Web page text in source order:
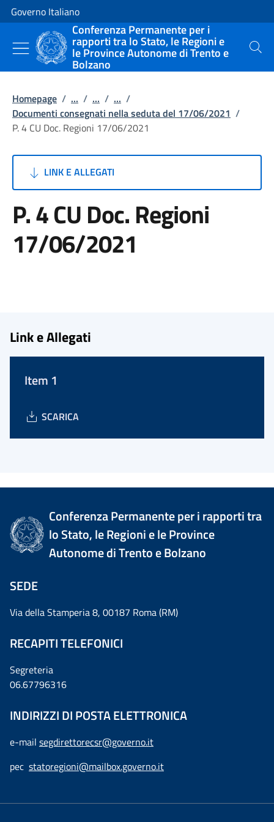
Vai al contenuto
Vai alla navigazione del sito
Governo Italiano
Conferenza Permanente per i
rapporti tra lo Stato, le Regioni e
le Province Autonome di Trento e
Bolzano
Cerca
Homepage / ... / ... / ... /
Documenti consegnati nella seduta del 17/06/2021 /
P. 4 CU Doc. Regioni 17/06/2021
LINK E ALLEGATI
P. 4 CU Doc. Regioni
17/06/2021
Link e Allegati
Item 1
SCARICA
Conferenza Permanente per i rapporti tra
lo Stato, le Regioni e le Province
Autonome di Trento e Bolzano
SEDE
Via della Stamperia 8, 00187 Roma (RM)
RECAPITI TELEFONICI
Segreteria
06.67796316
INDIRIZZI DI POSTA ELETTRONICA
e-mail segdirettorecsr@governo.it
pec statoregioni@mailbox.governo.it